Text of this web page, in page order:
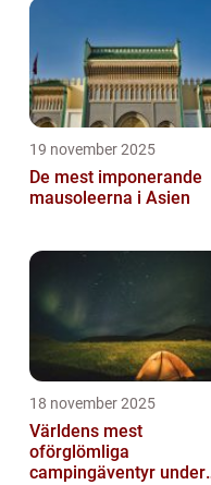
19 november 2025
De mest imponerande
mausoleerna i Asien
18 november 2025
Världens mest
oförglömliga
campingäventyr under